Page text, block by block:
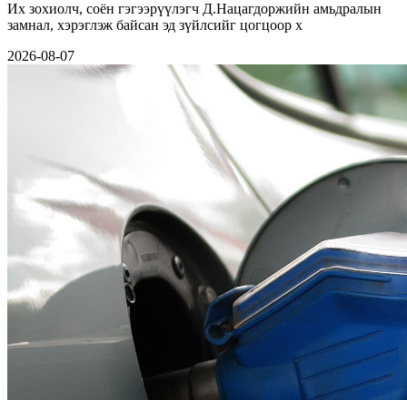
Их зохиолч, соён гэгээрүүлэгч Д.Нацагдоржийн амьдралын
замнал, хэрэглэж байсан эд зүйлсийг цогцоор х
2026-08-07